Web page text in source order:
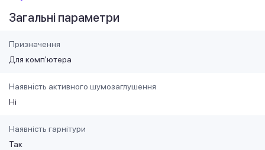
Загальні параметри
Призначення
Для комп'ютера
Наявність активного шумозаглушення
Ні
Наявність гарнітури
Так